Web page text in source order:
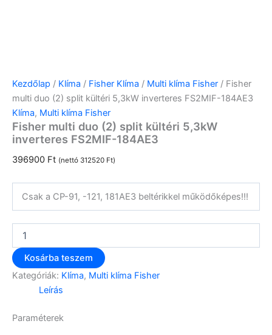
Kezdőlap / Klíma / Fisher Klíma / Multi klíma Fisher / Fisher
multi duo (2) split kültéri 5,3kW inverteres FS2MIF-184AE3
Klíma, Multi klíma Fisher
Fisher multi duo (2) split kültéri 5,3kW
inverteres FS2MIF-184AE3
396900 Ft (nettó 312520 Ft)
Csak a CP-91, -121, 181AE3 beltérikkel működőképes!!!
Kosárba teszem
Kategóriák: Klíma, Multi klíma Fisher
Leírás
Paraméterek